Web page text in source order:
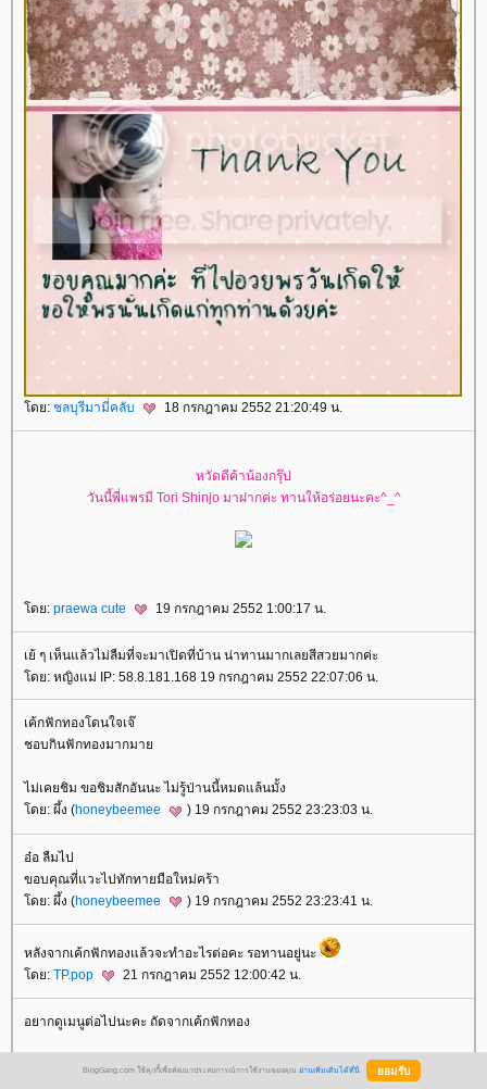
โดย: ชลบุรีมามี่คลับ 18 กรกฎาคม 2552 21:20:49 น.
หวัดดีค้าน้องกรุ๊ป
วันนี้พี่แพรมี Tori Shinjo มาฝากค่ะ ทานให้อร่อยนะคะ^_^
โดย: praewa cute 19 กรกฎาคม 2552 1:00:17 น.
เย้ ๆ เห็นแล้วไม่ลืมที่จะมาเปิดที่บ้าน น่าทานมากเลยสีสวยมากค่ะ
โดย: หญิงแม่ IP: 58.8.181.168 19 กรกฎาคม 2552 22:07:06 น.
เค้กฟักทองโดนใจเจ๊
ชอบกินฟักทองมากมาย
ไม่เคยชิม ขอชิมสักอันนะ ไม่รู้ป่านนี้หมดแล้นมั้ง
โดย: ผึ้ง (honeybeemee ) 19 กรกฎาคม 2552 23:23:03 น.
อ๋อ ลืมไป
ขอบคุณที่แวะไปทักทายมือใหม่คร้า
โดย: ผึ้ง (honeybeemee ) 19 กรกฎาคม 2552 23:23:41 น.
หลังจากเค้กฟักทองแล้วจะทำอะไรต่อคะ รอทานอยู่นะ
โดย: TP.pop 21 กรกฎาคม 2552 12:00:42 น.
อยากดูเมนูต่อไปนะคะ ถัดจากเค้กฟักทอง
ขอบคุณที่มาเยี่ยมกันนะคะ
BlogGang.com ใช้คุกกี้เพื่อพัฒนาประสบการณ์การใช้งานของคุณ อ่านเพิ่มเติมได้ที่นี่